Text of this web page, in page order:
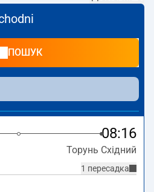
TLK
час подорожі. Потяг
Toruń Wschodni.
ПОШУК
08:16
Торунь Східний
1 пересадка